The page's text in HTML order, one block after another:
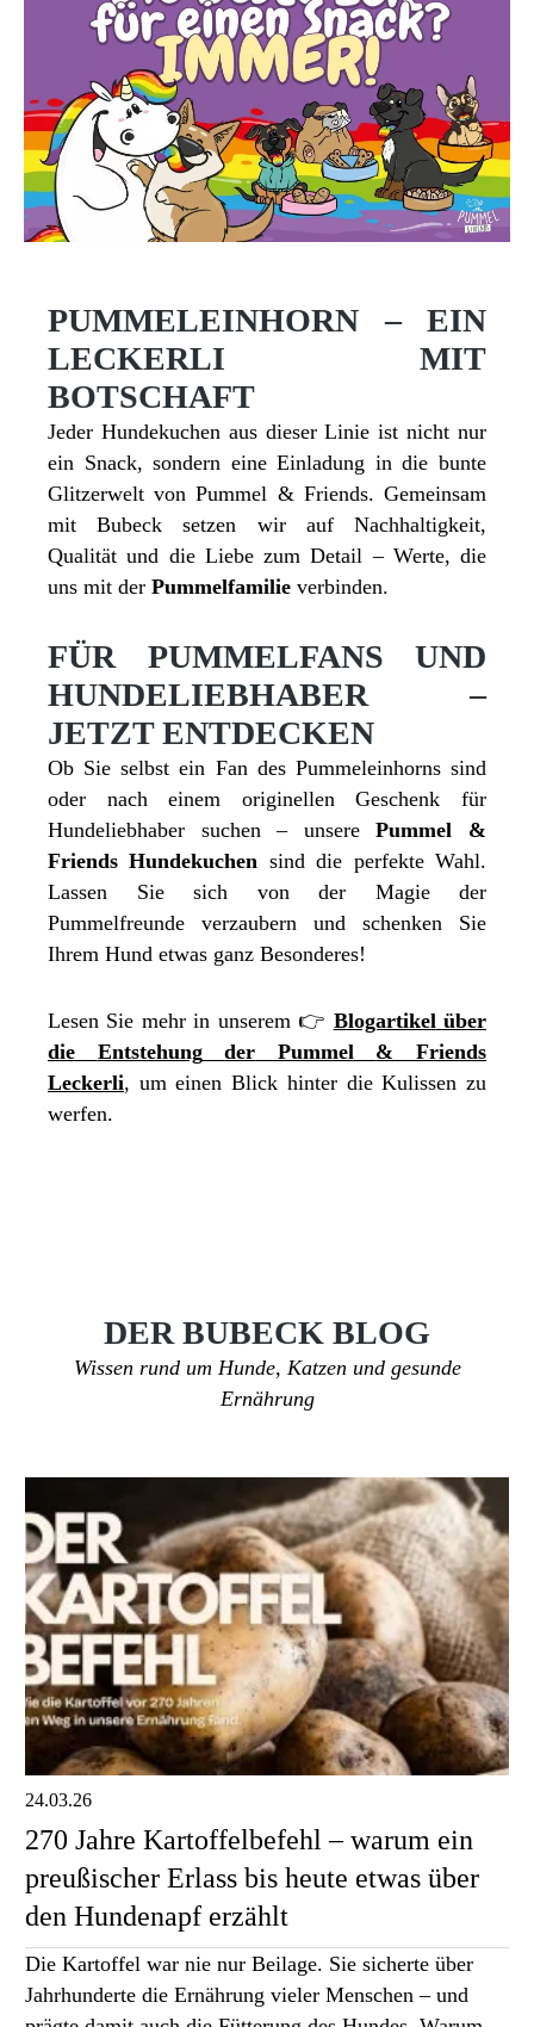
PUMMELEINHORN – EIN
LECKERLI MIT
BOTSCHAFT
Jeder Hundekuchen aus dieser Linie ist nicht nur
ein Snack, sondern eine Einladung in die bunte
Glitzerwelt von Pummel & Friends. Gemeinsam
mit Bubeck setzen wir auf Nachhaltigkeit,
Qualität und die Liebe zum Detail – Werte, die
uns mit der Pummelfamilie verbinden.
FÜR PUMMELFANS UND
HUNDELIEBHABER –
JETZT ENTDECKEN
Ob Sie selbst ein Fan des Pummeleinhorns sind
oder nach einem originellen Geschenk für
Hundeliebhaber suchen – unserePummel &
Friends Hundekuchen sind die perfekte Wahl.
Lassen Sie sich von der Magie der
Pummelfreunde verzaubern und schenken Sie
Ihrem Hund etwas ganz Besonderes!
Lesen Sie mehr in unserem 👉 Blogartikel über
die
Entstehung der Pummel
& Friends
Leckerli, um einen Blick hinter die Kulissen zu
werfen.
DER BUBECK BLOG
Wissen rund um Hunde, Katzen und gesunde
Ernährung
24.03.26
270 Jahre Kartoffelbefehl – warum ein
preußischer Erlass bis heute etwas über
den Hundenapf erzählt
Die Kartoffel war nie nur Beilage. Sie sicherte über
Jahrhunderte die Ernährung vieler Menschen – und